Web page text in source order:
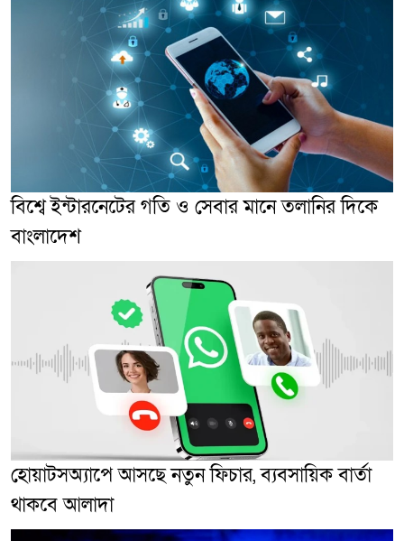
বিশ্বে ইন্টারনেটের গতি ও সেবার মানে তলানির দিকে
বাংলাদেশ
হোয়াটসঅ্যাপে আসছে নতুন ফিচার, ব্যবসায়িক বার্তা
থাকবে আলাদা